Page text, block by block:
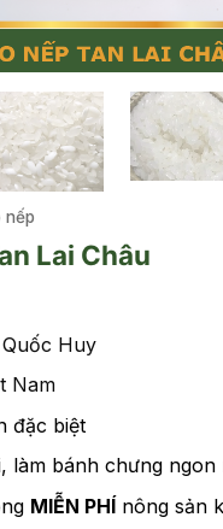
nếp
Lai Châu
Huy
Nam
đặc biệt
làm bánh chưng ngon
MIỄN PHÍnông sản